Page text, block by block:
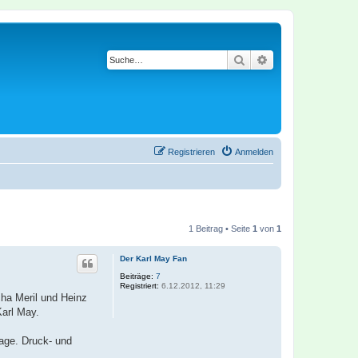
Suche
Anmelden
Registrieren
1 Beitrag • Seite 1 von 1
Der Karl May Fan
Beiträge: 7
Registriert: 6.12.2012, 11:29
Meril und Heinz
May.
Druck- und